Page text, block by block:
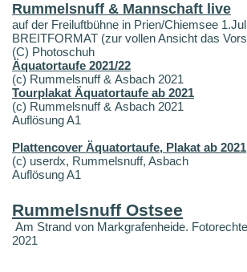
Rummelsnuff & Mannschaft live
auf der Freiluftbühne in Prien/Chiemsee
BREITFORMAT (zur vollen Ansicht das
(C) Photoschuh
Äquatortaufe 2021/22
(c) Rummelsnuff & Asbach 2021
Tourplakat Äquatortaufe ab 2021
(c) Rummelsnuff & Asbach 2021
Auflösung A1
Plattencover Äquatortaufe, Plakat ab 2021
(c) userdx, Rummelsnuff, Asbach
Auflösung A1
Rummelsnuff Ostsee
Am Strand von Markgrafenheide.
2021